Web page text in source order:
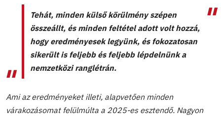
Tehát, minden külső körülmény szépen
összeállt, és minden feltétel adott volt hozzá,
hogy eredményesek legyünk, és fokozatosan
sikerült is feljebb és feljebb lépdelnünk a
nemzetközi ranglétrán.
Ami az eredményeket illeti, alapvetően minden
várakozásomat felülmúlta a 2025-es esztendő. Nagyon